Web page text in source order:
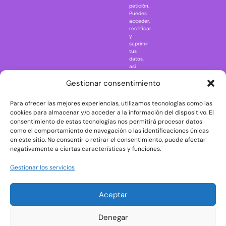
Gestionar consentimiento
Para ofrecer las mejores experiencias, utilizamos tecnologías como las
cookies para almacenar y/o acceder a la información del dispositivo. El
consentimiento de estas tecnologías nos permitirá procesar datos
como el comportamiento de navegación o las identificaciones únicas
en este sitio. No consentir o retirar el consentimiento, puede afectar
negativamente a ciertas características y funciones.
Gestionar los servicios
Aceptar
Denegar
Rick and
The Big Bang
Theory
The Blues
Brothers
The
The Shining
petición.
Puedes
acceder,
rectificar
y
suprimir
tus
datos,
así
ejercer
consultando
la
información
adicional
y
detallada
sobre